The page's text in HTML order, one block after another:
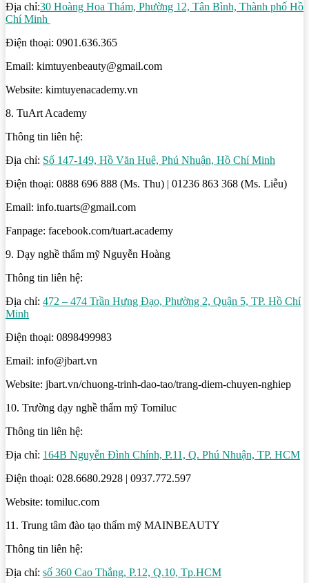
Địa chỉ:30 Hoàng Hoa Thám, Phường 12, Tân Bình, Thành phố Hồ
Chí Minh
Điện thoại: 0901.636.365
Email: kimtuyenbeauty@gmail.com
Website: kimtuyenacademy.vn
8. TuArt Academy
Thông tin liên hệ:
Địa chỉ: Số 147-149, Hồ Văn Huê, Phú Nhuận, Hồ Chí Minh
Điện thoại: 0888 696 888 (Ms. Thu) | 01236 863 368 (Ms. Liễu)
Email: info.tuarts@gmail.com
Fanpage: facebook.com/tuart.academy
9. Dạy nghề thẩm mỹ Nguyễn Hoàng
Thông tin liên hệ:
Địa chỉ: 472 – 474 Trần Hưng Đạo, Phường 2, Quận 5, TP. Hồ Chí
Minh
Điện thoại: 0898499983
Email: info@jbart.vn
Website: jbart.vn/chuong-trinh-dao-tao/trang-diem-chuyen-nghiep
10. Trường dạy nghề thẩm mỹ Tomiluc
Thông tin liên hệ:
Địa chỉ: 164B Nguyễn Đình Chính, P.11, Q. Phú Nhuận, TP. HCM
Điện thoại: 028.6680.2928 | 0937.772.597
Website: tomiluc.com
11. Trung tâm đào tạo thẩm mỹ MAINBEAUTY
Thông tin liên hệ:
Địa chỉ: số 360 Cao Thắng, P.12, Q.10, Tp.HCM